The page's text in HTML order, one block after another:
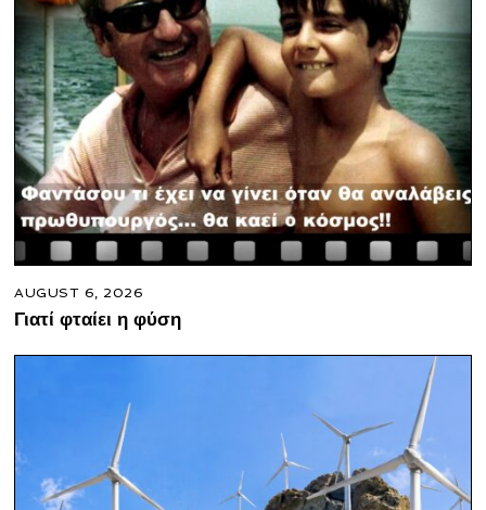
AUGUST 6, 2026
Γιατί φταίει η φύση